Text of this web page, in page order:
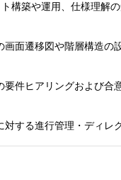
構築や運用、仕様理解
画面遷移図や階層構造の
要件ヒアリングおよび合
対する進行管理・ディレ